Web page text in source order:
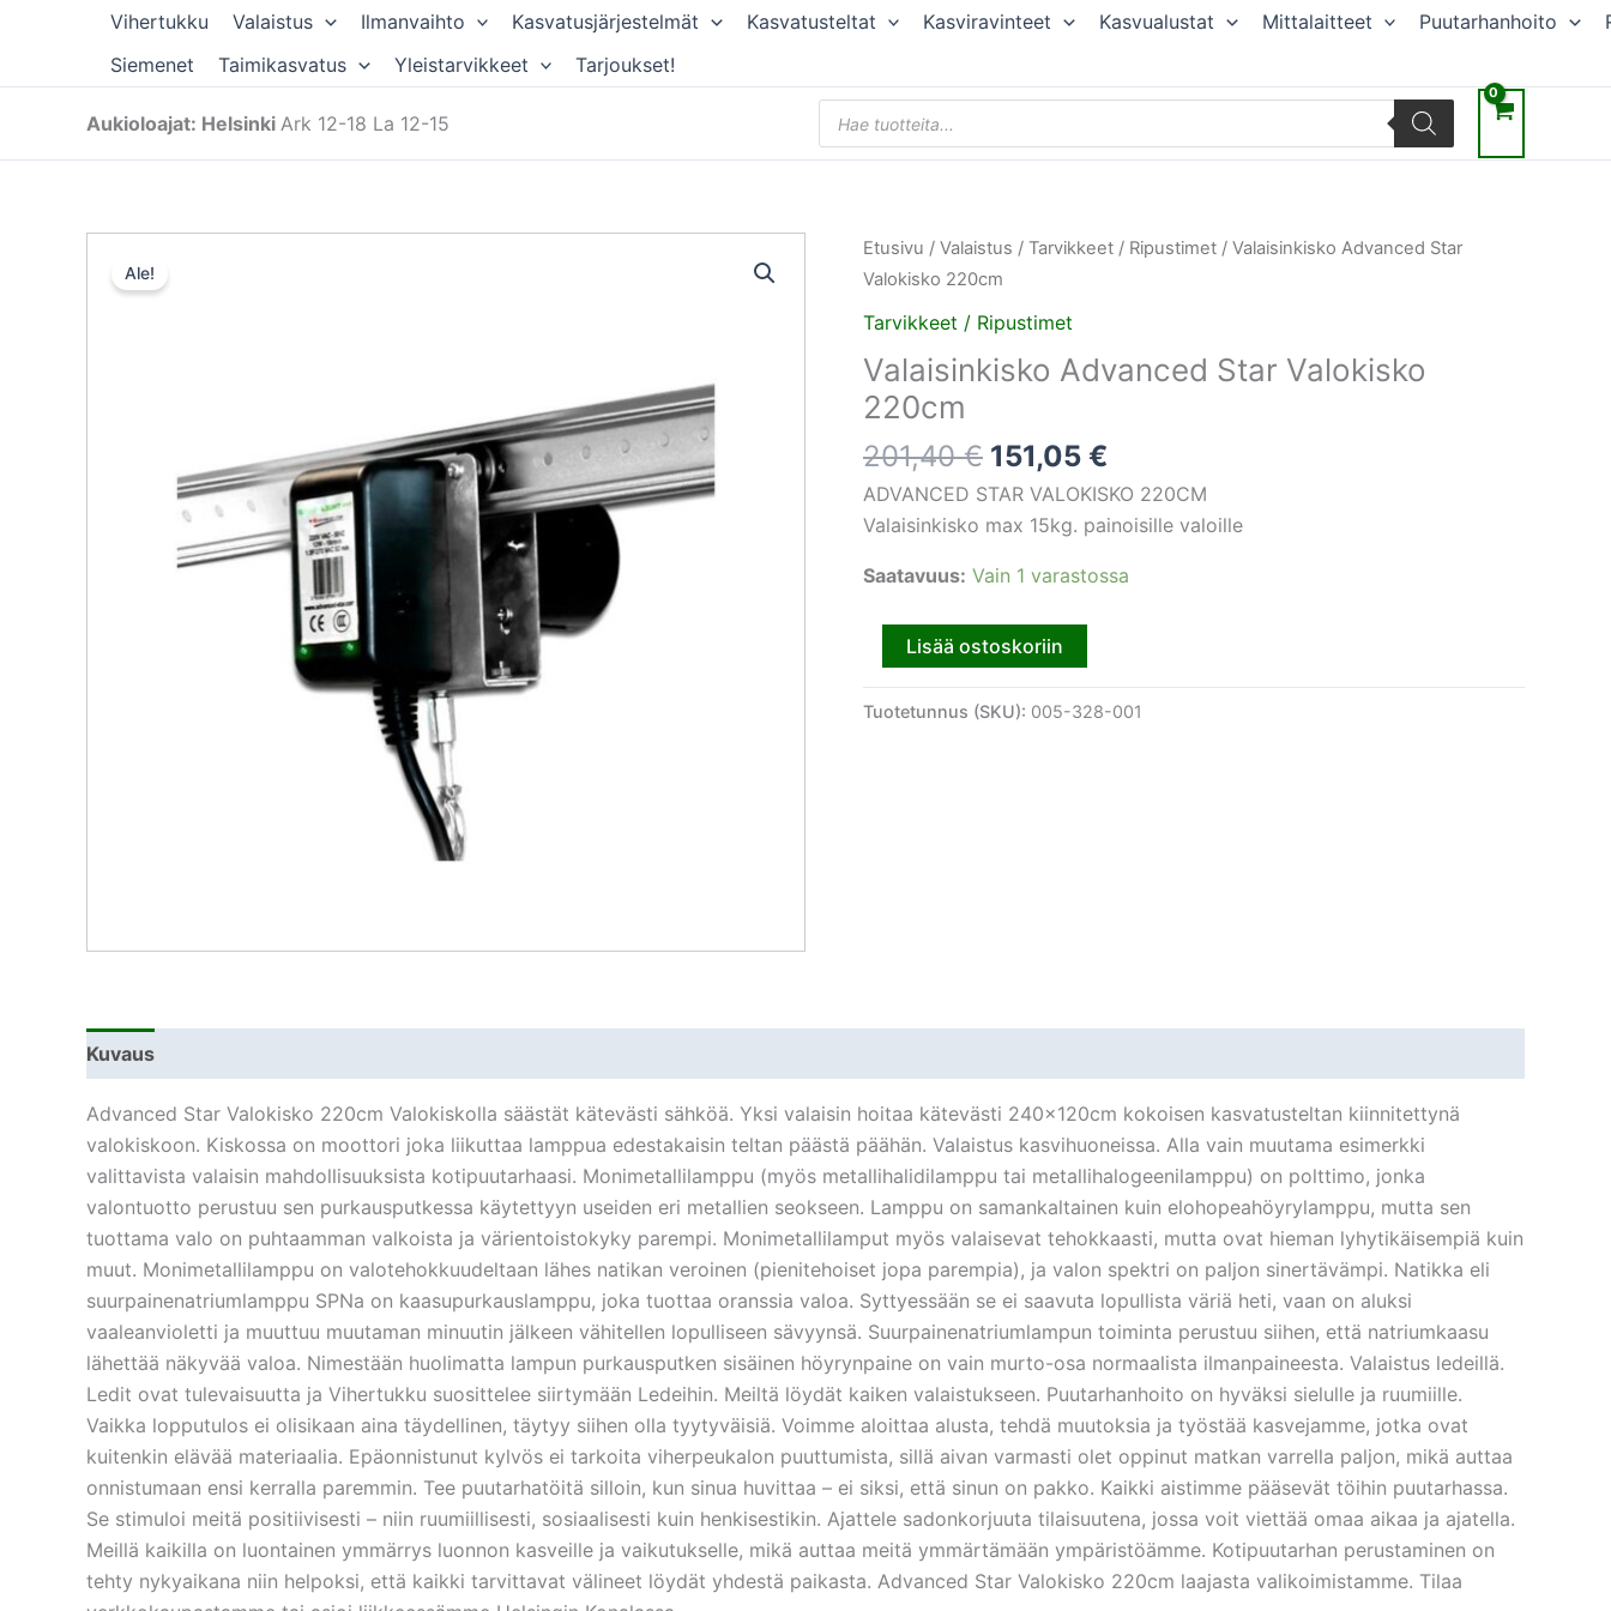
Vihertukku Valaistus Ilmanvaihto Kasvatusjärjestelmät Kasvatusteltat Kasviravinteet Kasvualustat Mittalaitteet Puutarhanhoito
Siemenet
Taimikasvatus Yleistarvikkeet Tarjoukset!
Aukioloajat: Helsinki Ark 12-18 La 12-15
Products
search
Ale!
Etusivu / Valaistus / Tarvikkeet / Ripustimet / Valaisinkisko Advanced Star
Valokisko 220cm
Tarvikkeet / Ripustimet
Valaisinkisko Advanced Star Valokisko
220cm
201,40€
Alkuperäinen
hinta
oli:
201,40 €.
151,05 €
Nykyinen
ADVANCED STAR VALOKISKO 220CM
Valaisinkisko max 15kg. painoisille valoille
Saatavuus: Vain 1 varastossa
Valaisinkisko
Advanced
Star
220cm
määrä
Lisää ostoskoriin
Tuotetunnus (SKU): 005-328-001
Kuvaus
Advanced Star Valokisko 220cm Valokiskolla säästät kätevästi sähköä. Yksi valaisin hoitaa kätevästi 240x120cm kokoisen kasvatusteltan kiinnitettynä
valokiskoon. Kiskossa on moottori joka liikuttaa lamppua edestakaisin teltan päästä päähän. Valaistus kasvihuoneissa. Alla vain muutama esimerkki
valittavista valaisin mahdollisuuksista kotipuutarhaasi. Monimetallilamppu (myös metallihalidilamppu tai metallihalogeenilamppu) on polttimo, jonka
valontuotto perustuu sen purkausputkessa käytettyyn useiden eri metallien seokseen. Lamppu on samankaltainen kuin elohopeahöyrylamppu, mutta sen
tuottama valo on puhtaamman valkoista ja värientoistokyky parempi. Monimetallilamput myös valaisevat tehokkaasti, mutta ovat hieman lyhytikäisempiä kuin
muut. Monimetallilamppu on valotehokkuudeltaan lähes natikan veroinen (pienitehoiset jopa parempia), ja valon spektri on paljon sinertävämpi. Natikka eli
suurpainenatriumlamppu SPNa on kaasupurkauslamppu, joka tuottaa oranssia valoa. Syttyessään se ei saavuta lopullista väriä heti, vaan on aluksi
vaaleanvioletti ja muuttuu muutaman minuutin jälkeen vähitellen lopulliseen sävyynsä. Suurpainenatriumlampun toiminta perustuu siihen, että natriumkaasu
lähettää näkyvää valoa. Nimestään huolimatta lampun purkausputken sisäinen höyrynpaine on vain murto-osa normaalista ilmanpaineesta. Valaistus ledeillä.
Ledit ovat tulevaisuutta ja Vihertukku suosittelee siirtymään Ledeihin. Meiltä löydät kaiken valaistukseen. Puutarhanhoito on hyväksi sielulle ja ruumiille.
Vaikka lopputulos ei olisikaan aina täydellinen, täytyy siihen olla tyytyväisiä. Voimme aloittaa alusta, tehdä muutoksia ja työstää kasvejamme, jotka ovat
kuitenkin elävää materiaalia. Epäonnistunut kylvös ei tarkoita viherpeukalon puuttumista, sillä aivan varmasti olet oppinut matkan varrella paljon, mikä auttaa
onnistumaan ensi kerralla paremmin. Tee puutarhatöitä silloin, kun sinua huvittaa – ei siksi, että sinun on pakko. Kaikki aistimme pääsevät töihin puutarhassa.
Se stimuloi meitä positiivisesti – niin ruumiillisesti, sosiaalisesti kuin henkisestikin. Ajattele sadonkorjuuta tilaisuutena, jossa voit viettää omaa aikaa ja ajatella.
Meillä kaikilla on luontainen ymmärrys luonnon kasveille ja vaikutukselle, mikä auttaa meitä ymmärtämään ympäristöämme. Kotipuutarhan perustaminen on
tehty nykyaikana niin helpoksi, että kaikki tarvittavat välineet löydät yhdestä paikasta. Advanced Star Valokisko 220cm laajasta valikoimistamme. Tilaa